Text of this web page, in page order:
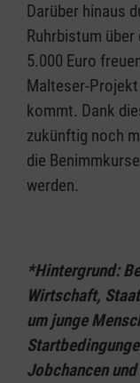
Darüber hinaus
Ruhrbistum
5.000 Euro
Malteser-
kommt. Dank
zukünftig noch
die
werden.
*Hintergrund:
Wirtschaft,
um junge
Jobchancen